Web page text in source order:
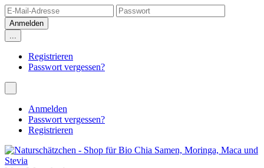
...
Registrieren
Passwort vergessen?
Anmelden
Passwort vergessen?
Registrieren